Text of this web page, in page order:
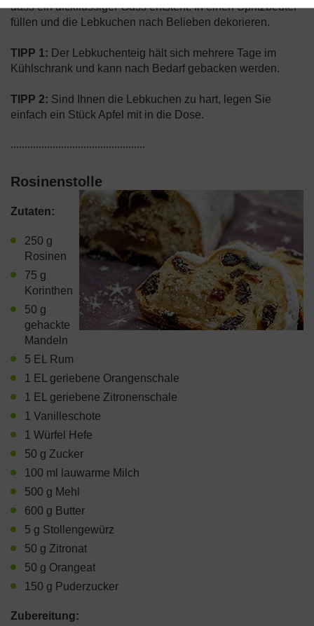
dass ein dickflüssiger Guss entsteht. In einen Spritzbeutel
füllen und die Lebkuchen nach Belieben dekorieren.
TIPP 1: Der Lebkuchenteig hält sich mehrere Tage im
Kühlschrank und kann nach Bedarf gebacken werden.
TIPP 2: Sind Ihnen die Lebkuchen zu hart, legen Sie
einfach ein Stück Apfel mit in die Dose.
................................................
Rosinenstolle
Zutaten:
250 g
Rosinen
75 g
Korinthen
50 g
gehackte
Mandeln
5 EL Rum
1 EL geriebene Orangenschale
1 EL geriebene Zitronenschale
1 Vanilleschote
1 Würfel Hefe
50 g Zucker
100 ml lauwarme Milch
500 g Mehl
600 g Butter
5 g Stollengewürz
50 g Zitronat
50 g Orangeat
150 g Puderzucker
Zubereitung: